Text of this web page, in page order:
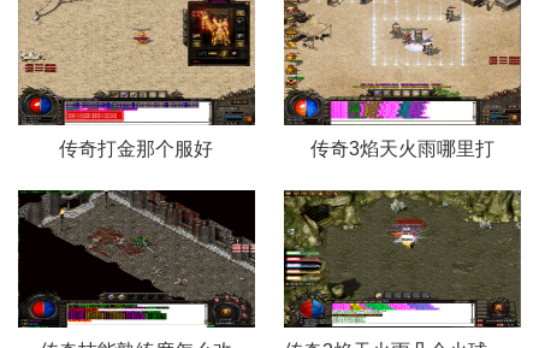
传奇打金那个服好 传奇3焰天火雨哪里打